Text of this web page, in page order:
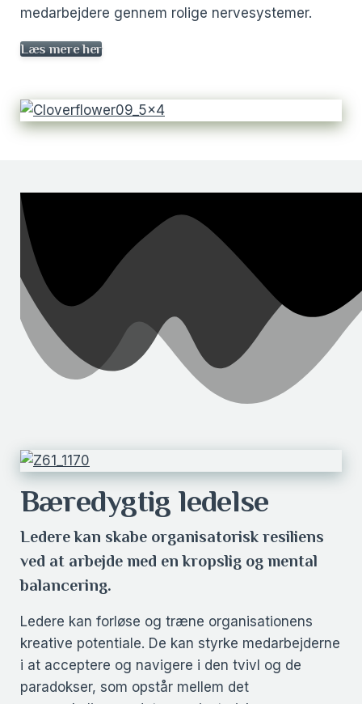
medarbejdere gennem rolige nervesystemer.
Læs mere her
Bæredygtig ledelse
Ledere kan skabe organisatorisk resiliens
ved at arbejde med en kropslig og mental
balancering.
Ledere kan forløse og træne organisationens
kreative potentiale. De kan styrke medarbejderne
i at acceptere og navigere i den tvivl og de
paradokser, som opstår mellem det